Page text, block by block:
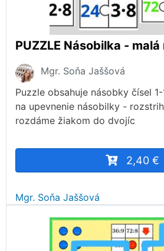
PUZZLE Násobilka -
Mgr. Soňa Jaššová
Puzzle obsahuje násobky čísel
na upevnenie násobilky -
rozdáme žiakom do dvojíc
2,40 €
Mgr. Soňa Jaššová